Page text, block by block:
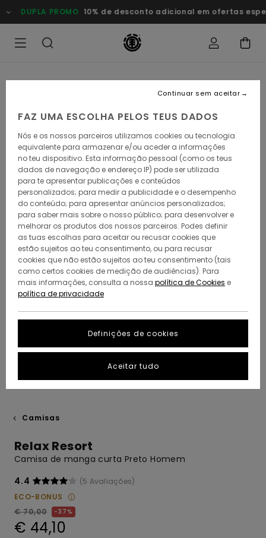
para
a
DUPLA PROMO 10% de desconto adicional em ofertas
Camisas
Relax Resort
Camisa de manga curta Preto Homem
4.4
(5 Avaliações)
ECO-BONUS
€ 70,00
37%
€ 44,10
FAZ UMA ESCOLHA PELOS TEUS DADOS
Nós e os nossos parceiros utilizamos cookies ou tecnologia
equivalente para armazenar e/ou aceder a informações
no teu dispositivo. Esta informação pessoal (como os teus
dados de navegação e endereço IP) pode ser utilizada
para te apresentar publicações e conteúdos
personalizados; para medir a publicidade e o desempenho
do conteúdo; para apresentar anúncios personalizados;
para saber mais sobre o nosso público; para desenvolver e
melhorar os produtos dos nossos parceiros. Podes definir
as tuas escolhas para aceitar ou recusar cookies que
estão sujeitos ao teu consentimento, ou para recusar
cookies que não estão sujeitos ao teu consentimento (tais
como certos cookies de medição de audiências). Para
mais informações, consulta a nossa política de Cookies e
política de privacidade
Definições de cookies
Continuar sem aceitar
Aceitar tudo